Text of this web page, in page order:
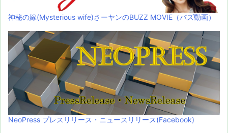
神秘の嫁(Mysterious wife)さーヤンのBUZZ MOVIE（バズ動画）
NeoPress プレスリリース・ニュースリリース(Facebook)